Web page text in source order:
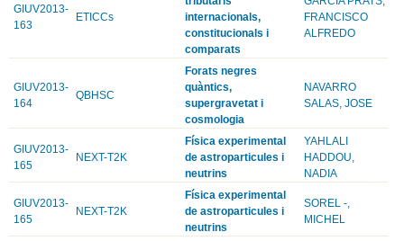
GIUV2013-
163
ETICCs
internacionals,
constitucionals i
comparats
FRANCISCO
ALFREDO
GIUV2013-
164
QBHSC
Forats negres
quàntics,
supergravetat i
cosmologia
NAVARRO
SALAS, JOSE
GIUV2013-
165
NEXT-T2K
Física experimental
de astroparticules i
neutrins
YAHLALI
HADDOU,
NADIA
GIUV2013-
165
NEXT-T2K
Física experimental
de astroparticules i
neutrins
SOREL -,
MICHEL